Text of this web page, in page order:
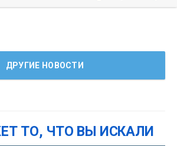
ДРУГИЕ НОВОСТИ
ТО, ЧТО ВЫ ИСКАЛИ